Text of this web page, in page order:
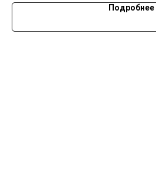
Способ соединения:
Подробнее